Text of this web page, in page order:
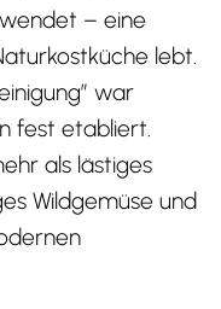
– eine
lebt.
war
fest etabliert.
als lästiges
Wildgemüse und